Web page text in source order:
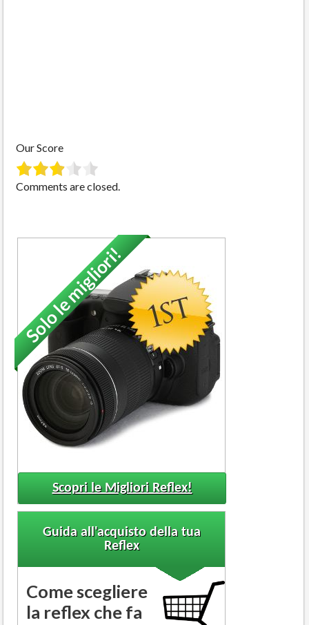
Our Score
Comments are closed.
Solo le migliori!
Scopri le Migliori Reflex!
Guida all'acquisto della tua
Reflex
Come scegliere
la reflex che fa